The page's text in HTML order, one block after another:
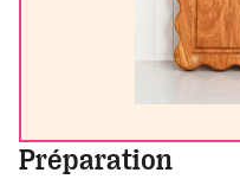
Préparation